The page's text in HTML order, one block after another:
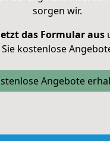
sorgen wir.
das Formular aus
Sie kostenlose
Angebote